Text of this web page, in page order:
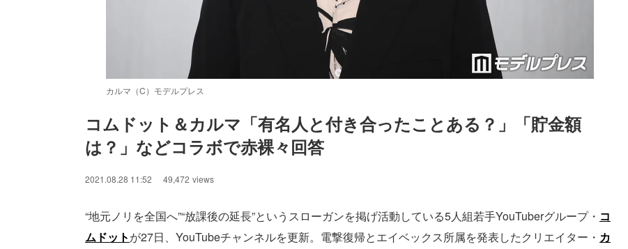
カルマ（C）モデルプレス
Unmute / Loaded
52.23%
コムドット＆カルマ「有名人と付き合ったことある？」「貯金額
は？」などコラボで赤裸々回答
2021.08.28 11:52 49,472 views
“地元ノリを全国へ”“放課後の延長”というスローガンを掲げ活動している5人組若手YouTuberグループ・ コ
ムドットが27日、YouTubeチャンネルを更新。電撃復帰とエイベックス所属を発表したクリエイター・ カ